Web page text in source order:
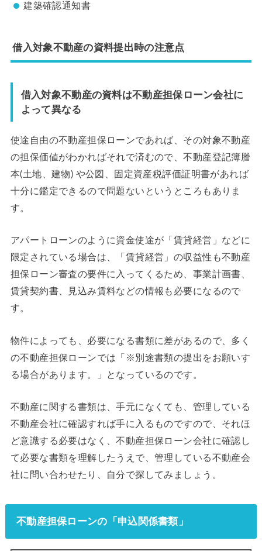
建築確認通知書
借入対象不動産の資料提出時の注意点
借入対象不動産の資料は不動産担保ローン会社に
よって異なる
使途自由の不動産担保ローンであれば、その対象不動産
の担保価値がわかればそれで済むので、不動産登記簿謄
本(土地、建物) や公図、固定資産税評価証明書があれば
十分に鑑定できるので問題ないというところもありま
す。
アパートローンのように資金使途が「賃貸経営」などに
限定されている場合は、「賃貸経営」の収益性も不動産
担保ローン審査の要件に入ってくるため、事業計画書、
賃貸契約書、見込み賃料などの情報も必要になるので
す。
物件によっても、必要になる書類に差があるので、多く
の不動産担保ローンでは「※別途書類の提出をお願いす
る場合があります。」となっているのです。
不動産に関する書類は、手元になくても、管理している
不動産会社に確認すれば手に入るものですので、それほ
ど意識する必要はなく、不動産担保ローン会社に確認し
て必要な書類を理解したうえで、管理している不動産会
社に問い合わせたり、自分で探してみましょう。
不動産担保ローンの「申込関係書類」